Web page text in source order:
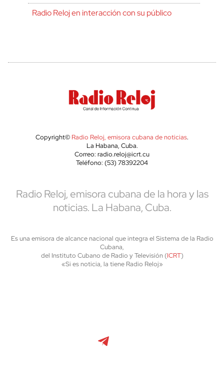
Radio Reloj en interacción con su público
Copyright© Radio Reloj, emisora cubana de noticias.
La Habana, Cuba.
Correo: radio.reloj@icrt.cu
Teléfono: (53) 78392204
Radio Reloj, emisora cubana de la hora y las
noticias. La Habana, Cuba.
Es una emisora de alcance nacional que integra el Sistema de la Radio
Cubana,
del Instituto Cubano de Radio y Televisión (ICRT)
«Si es noticia, la tiene Radio Reloj»